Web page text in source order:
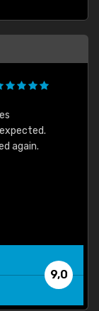
again.
9,0